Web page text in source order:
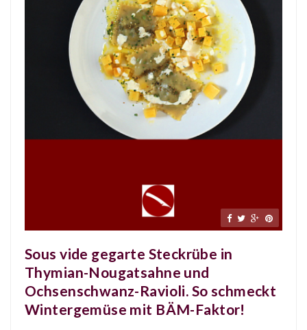
Sous vide gegarte Steckrübe in
Thymian-Nougatsahne und
Ochsenschwanz-Ravioli. So schmeckt
Wintergemüse mit BÄM-Faktor!